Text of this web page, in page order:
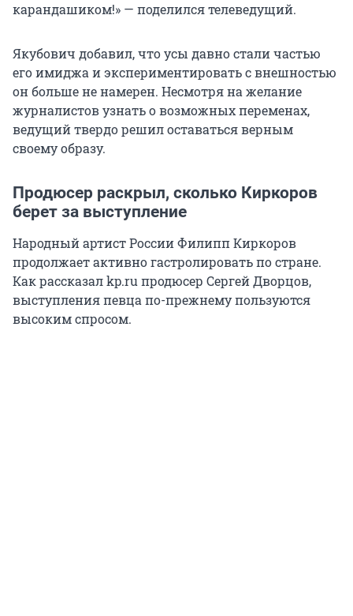
карандашиком!» — поделился телеведущий.
Якубович добавил, что усы давно стали частью
его имиджа и экспериментировать с внешностью
он больше не намерен. Несмотря на желание
журналистов узнать о возможных переменах,
ведущий твердо решил оставаться верным
своему образу.
Продюсер раскрыл, сколько Киркоров
берет за выступление
Народный артист России Филипп Киркоров
продолжает активно гастролировать по стране.
Как рассказал kp.ru продюсер Сергей Дворцов,
выступления певца по-прежнему пользуются
высоким спросом.